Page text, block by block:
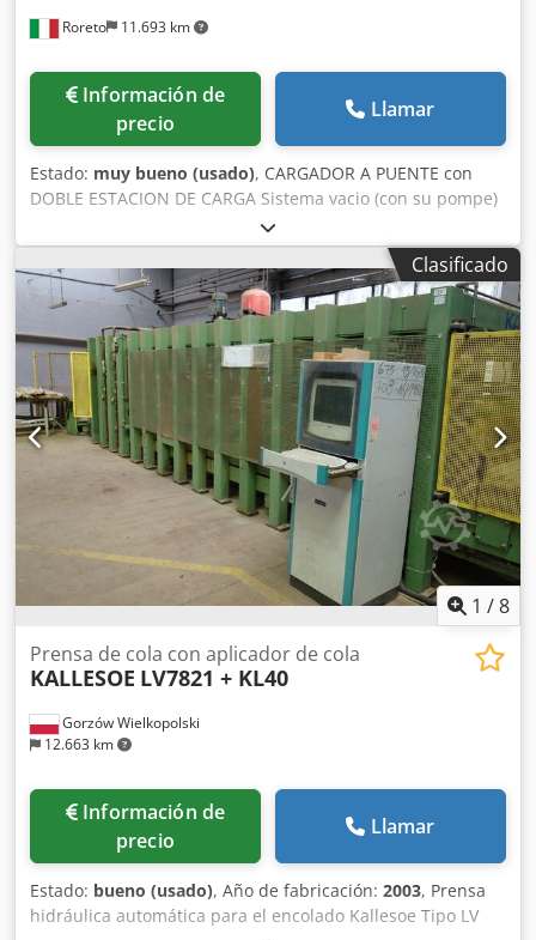
AdhsckRoreto 11.693 km
Información de
precio
Llamar
Estado: muy bueno (usado), CARGADOR A PUENTE con
DOBLE ESTACION DE CARGA Sistema vacio (con su pompe)
N. 2 Columnas verticales de soporte de la traviesa superior
N. 1 Traviesa horizontal superior (para el desplazamiento
del carro móvil) N. 1 Carro móvi motorizado al cual hay
conectados brazos horizontales N. 2 Rodillo al suelo para
la entrada de las pilas de paneles a el Cargador Mesa de
rodillos motorizada (que recibe los peneles del Cargador)
Cuadro eléctrico y de mando separado Rejillas metálicas
de protección y seguridad perimetral Dsdpofi Tg Hefx
Adheck Capacitad de trabajo (ciclos/minutos) 16 (ca.)
Min/max grosor del tablero mm 10 / 50 (ca.) Tamaño
mínimo de los paneles mm 250 x 320 (ca.) Tamaño max de
los paneles mm 1300 x 3000 (ca.) Potencia instalada Kw 30
Clasificado
1 /8
Gorzów Wielkopolski
12.663 km
Prensa de cola con aplicador de cola
KALLESOE LV7821 + KL40
Información de
precio
Llamar
Estado: bueno (usado), Año de fabricación: 2003, Prensa
hidráulica automática para el encolado Kallesoe Tipo LV